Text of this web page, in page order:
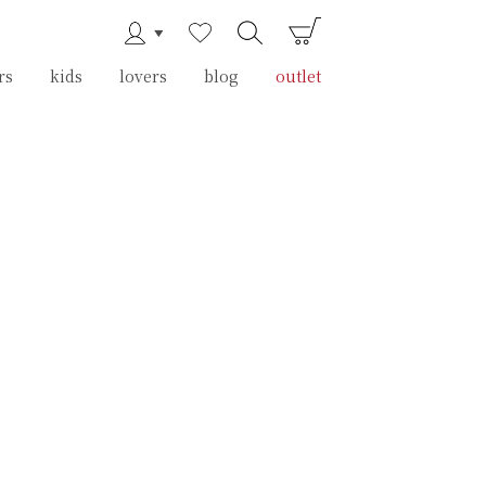
kids lovers blog outlet
kids lovers blog outlet